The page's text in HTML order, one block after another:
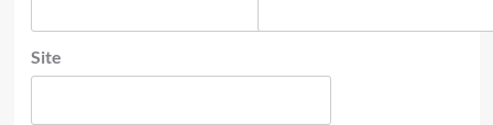
Site